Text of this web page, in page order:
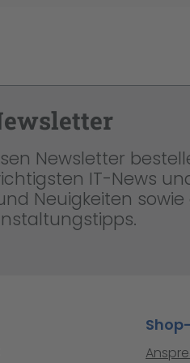
Newsletter
IT-News
Neuigkeiten sowie